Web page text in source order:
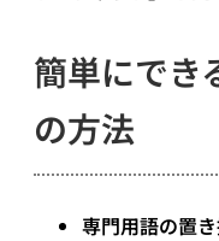
簡単にでき
の方法
専門用語の置